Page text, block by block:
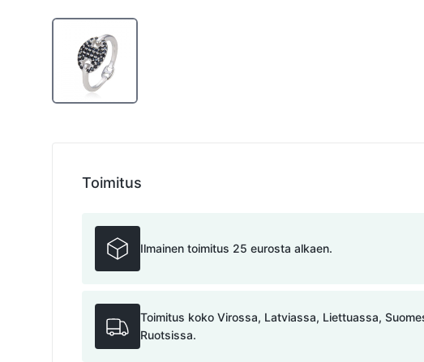
Toimitus
Ilmainen toimitus 25 eurosta alkaen.
Toimitus koko Virossa, Latviassa, Liettuassa,
Ruotsissa.